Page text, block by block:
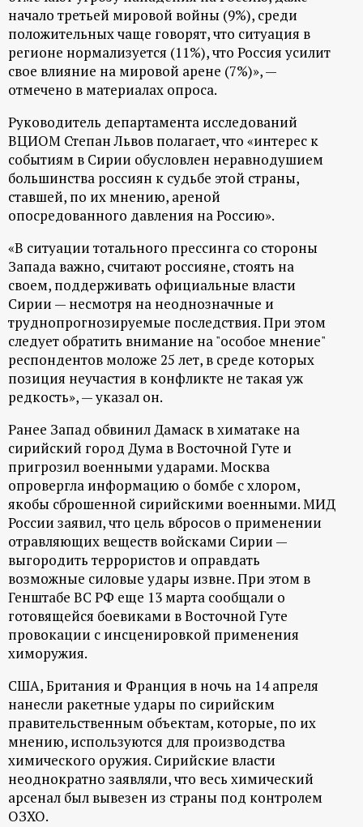
начало третьей мировой войны (9%), среди
положительных чаще говорят, что ситуация в
регионе нормализуется (11%), что Россия усилит
свое влияние на мировой арене (7%)», —
отмечено в материалах опроса.
Руководитель департамента исследований
ВЦИОМ Степан Львов полагает, что «интерес к
событиям в Сирии обусловлен неравнодушием
большинства россиян к судьбе этой страны,
ставшей, по их мнению, ареной
опосредованного давления на Россию».
«В ситуации тотального прессинга со стороны
Запада важно, считают россияне, стоять на
своем, поддерживать официальные власти
Сирии — несмотря на неоднозначные и
труднопрогнозируемые последствия. При этом
следует обратить внимание на "особое мнение"
респондентов моложе 25 лет, в среде которых
позиция неучастия в конфликте не такая уж
редкость», — указал он.
Ранее Запад обвинил Дамаск в химатаке на
сирийский город Дума в Восточной Гуте и
пригрозил военными ударами. Москва
опровергла информацию о бомбе с хлором,
якобы сброшенной сирийскими военными. МИД
России заявил, что цель вбросов о применении
отравляющих веществ войсками Сирии —
выгородить террористов и оправдать
возможные силовые удары извне. При этом в
Генштабе ВС РФ еще 13 марта сообщали о
готовящейся боевиками в Восточной Гуте
провокации с инсценировкой применения
химоружия.
США, Британия и Франция в ночь на 14 апреля
нанесли ракетные удары по сирийским
правительственным объектам, которые, по их
мнению, используются для производства
химического оружия. Сирийские власти
неоднократно заявляли, что весь химический
арсенал был вывезен из страны под контролем
ОЗХО.